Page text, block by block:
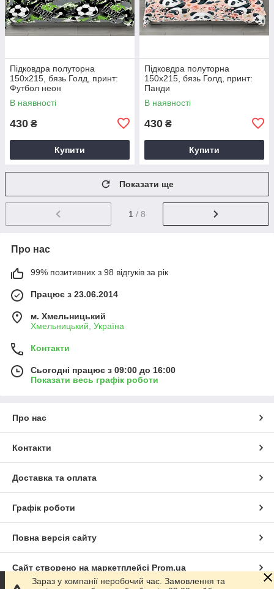
Підковдра полуторна
150х215, бязь Голд, принт:
Футбол неон
В наявності
430 ₴
Купити
Підковдра полуторна
150х215, бязь Голд, принт:
Панди
В наявності
430 ₴
Купити
Показати ще
1 / 8
Про нас
99% позитивних з 98 відгуків за рік
Працює з 23.06.2014
м. Хмельницький
Хмельницький, Україна
Контакти
Сьогодні працює з 09:00 до 16:00
Показати весь графік роботи
Про нас
Контакти
Доставка та оплата
Графік роботи
Повна версія сайту
Сайт створено на маркетплейсі Prom.ua
Зараз у компанії неробочий час. Замовлення та